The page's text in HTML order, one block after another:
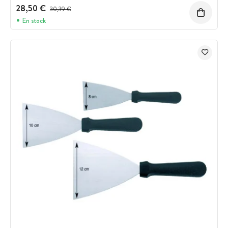
28,50 € Precio antes del descuento
30,39 €
En stock